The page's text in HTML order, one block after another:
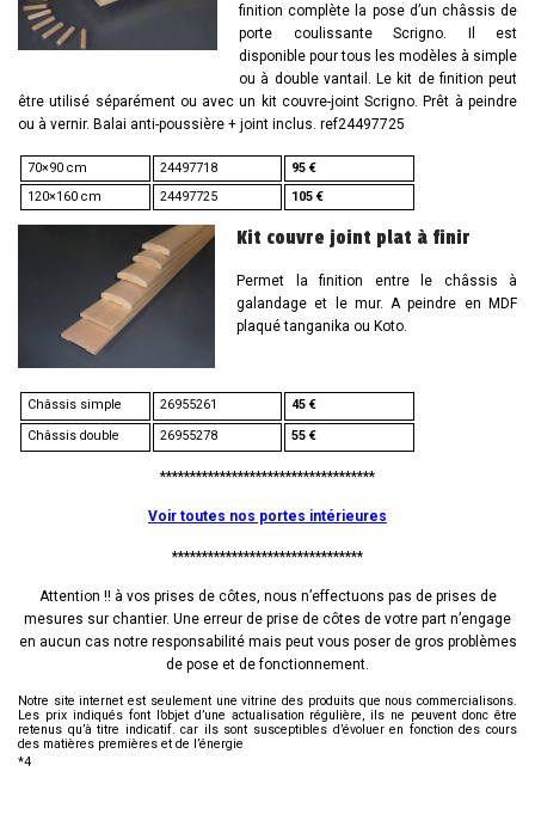
finition complète la pose d’un châssis de
porte coulissante Scrigno. Il est
disponible pour tous les modèles à simple
ou à double vantail. Le kit de finition peut
être utilisé séparément ou avec un kit couvre-joint Scrigno. Prêt à peindre
ou à vernir. Balai anti-poussière + joint inclus. ref24497725
70×90 cm 24497718
95 €
120×160 cm
24497725 105 €
Kit couvre joint plat à finir
Permet la finition entre le châssis à
galandage et le mur. A peindre en MDF
plaqué tanganika ou Koto.
Châssis simple 26955261
45 €
Châssis double
26955278 55 €
************************************
Voir toutes nos portes intérieures
********************************
Attention !! à vos prises de côtes, nous n’effectuons pas de prises de
mesures sur chantier. Une erreur de prise de côtes de votre part n’engage
en aucun cas notre responsabilité mais peut vous poser de gros problèmes
de pose et de fonctionnement.
Notre site internet est seulement une vitrine des produits que nous commercialisons.
Les prix indiqués font l’objet d’une actualisation régulière, ils ne peuvent donc être
retenus qu’à titre indicatif. car ils sont susceptibles d’évoluer en fonction des cours
des matières premières et de l’énergie
*4